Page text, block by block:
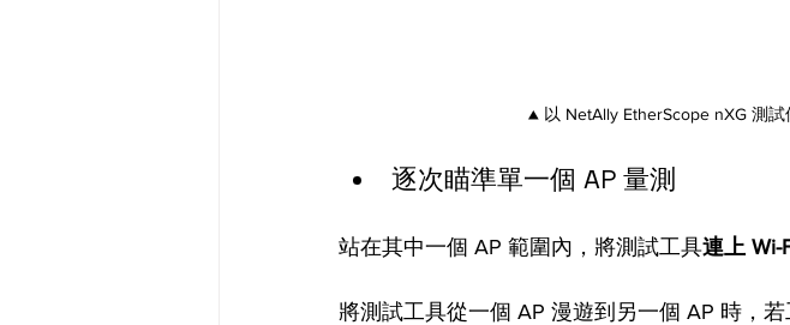
▲ 以 NetAlly EtherScope nXG 測
逐次瞄準單一個 AP 量測
站在其中一個 AP 範圍內，將測試工具連上 Wi-
將測試工具從一個 AP 漫遊到另一個 AP 時，